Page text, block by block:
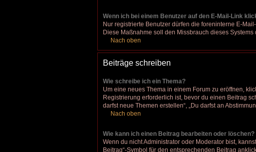
Wenn ich bei einem Benutzer auf den E-Mail-Link
Nur registrierte Benutzer dürfen die foreninterne E-
Diese Maßnahme soll den Missbrauch dieses Systems
Nach oben
Beiträge schreiben
Wie schreibe ich ein Thema?
Um eine neues Thema in einem Forum zu eröffnen,
Registrierung erforderlich ist, bevor du einen Beitrag
darfst neue Themen erstellen“, „Du darfst an
Nach oben
Wie kann ich einen Beitrag bearbeiten oder löschen?
Wenn du nicht Administrator oder Moderator bist,
Beitrag“-Symbol für den entsprechenden Beitrag